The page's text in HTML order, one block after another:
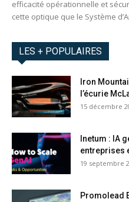
efficacité opérationnelle et
cette optique que le Système
LES + POPULAIRES
Iron
l’écurie
15 décembre
Inetum : IA
entreprises
19 septembre
Promolead